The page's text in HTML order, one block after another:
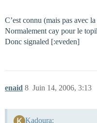
C’est connu (mais pas avec
Normalement cay pour le
Donc signaled [:eveden]
enaid Juin 14, 2006, 3:13
8
Kadoura: